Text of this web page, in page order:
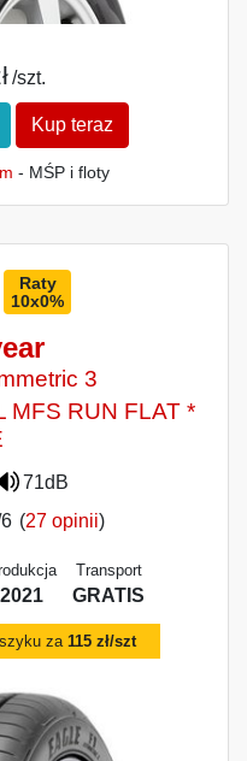
/szt.
Kup teraz
- MŚP i floty
Raty
10x0%
3
MFS RUN FLAT *
71dB
(27 opinii)
2021
Transport
GRATIS
za 115 zł/szt